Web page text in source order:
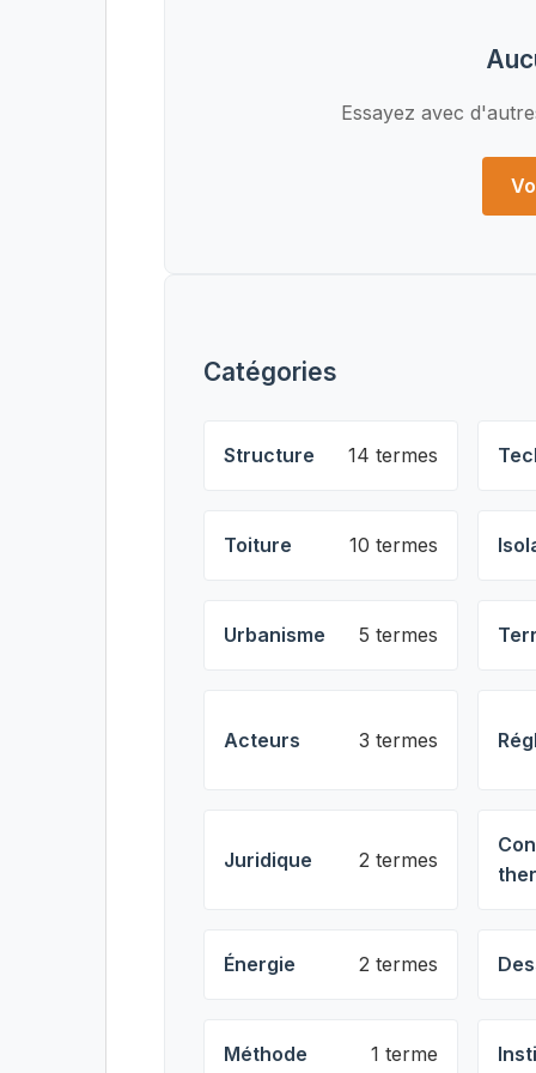
Essayez avec
Catégories
Structure 14 termes
Toiture 10 termes
Urbanisme 5 termes
Acteurs 3 termes
Juridique 2 termes
Énergie 2 termes
Méthode 1 terme